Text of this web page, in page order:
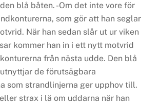
blå båten. -Om det inte vore för
som gör att han seglar
När han sedan slår ut ur viken
kommer han in i ett nytt motvrid
från nästa udde. Den blå
de förutsägbara
som strandlinjerna ger upphov till.
strax i lä om uddarna när han